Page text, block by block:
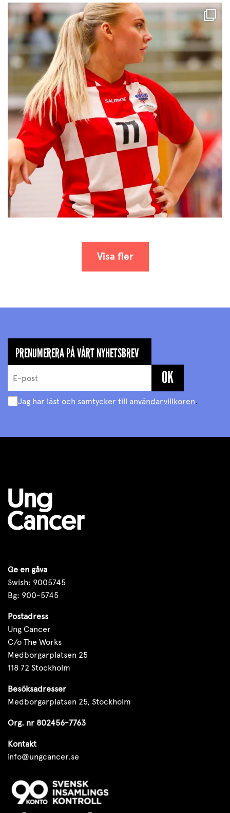
Visa fler
PRENUMERERA PÅ VÅRT NYHETSBREV
Jag har läst och samtycker till användarvillkoren.
Ge en gåva
Swish: 9005745
Bg: 900-5745
Postadress
Ung Cancer
C/o The Works
Medborgarplatsen 25
118 72 Stockholm
Besöksadresser
Medborgarplatsen 25, Stockholm
Org. nr 802456-7763
Kontakt
info@ungcancer.se